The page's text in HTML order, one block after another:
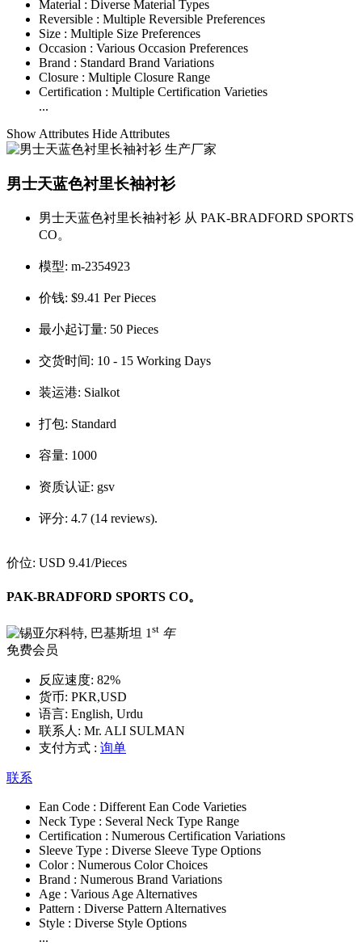
Material : Diverse Material Types
Reversible : Multiple Reversible Preferences
Size : Multiple Size Preferences
Occasion : Various Occasion Preferences
Brand : Standard Brand Variations
Closure : Multiple Closure Range
Certification : Multiple Certification Varieties
...
Show Attributes Hide Attributes
男士天蓝色衬里长袖衬衫
男士天蓝色衬里长袖衬衫 从 PAK-BRADFORD SPORTS
CO。
模型: m-2354923
价钱: $9.41 Per Pieces
最小起订量: 50 Pieces
交货时间: 10 - 15 Working Days
装运港: Sialkot
打包: Standard
容量: 1000
资质认证: gsv
评分: 4.7 (14 reviews).
价位: USD 9.41/Pieces
PAK-BRADFORD SPORTS CO。
1st 年
免费会员
反应速度: 82%
货币: PKR,USD
语言: English, Urdu
联系人: Mr. ALI SULMAN
支付方式 : 询单
联系
Ean Code : Different Ean Code Varieties
Neck Type : Several Neck Type Range
Certification : Numerous Certification Variations
Sleeve Type : Diverse Sleeve Type Options
Color : Numerous Color Choices
Brand : Numerous Brand Variations
Age : Various Age Alternatives
Pattern : Diverse Pattern Alternatives
Style : Diverse Style Options
...